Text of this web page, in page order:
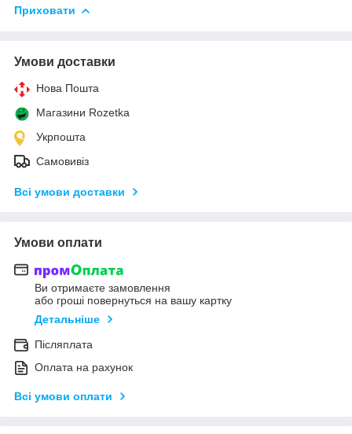
Приховати
Умови доставки
Нова Пошта
Магазини Rozetka
Укрпошта
Самовивіз
Всі умови доставки
Умови оплати
Ви отримаєте замовлення
або гроші повернуться на вашу картку
Детальніше
Післяплата
Оплата на рахунок
Всі умови оплати